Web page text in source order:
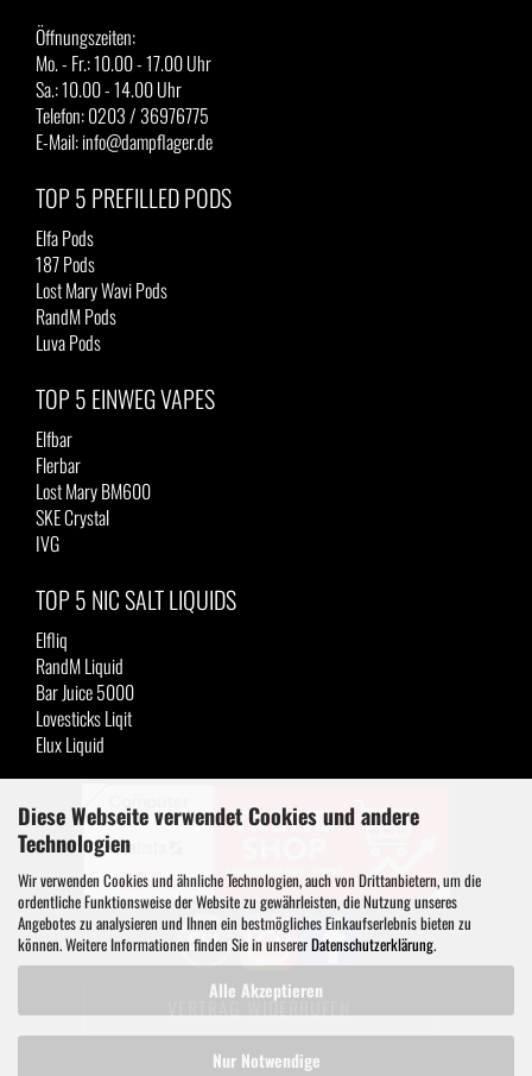
Diese Webseite verwendet Cookies und andere
Technologien
Wir verwenden Cookies und ähnliche Technologien, auch von Drittanbietern, um die
ordentliche Funktionsweise der Website zu gewährleisten, die Nutzung unseres
Angebotes zu analysieren und Ihnen ein bestmögliches Einkaufserlebnis bieten zu
können. Weitere Informationen finden Sie in unsererDatenschutzerklärung.
Alle Akzeptieren
Nur Notwendige
Öffnungszeiten:
Mo. - Fr.: 10.00 - 17.00 Uhr
Sa.: 10.00 - 14.00 Uhr
Telefon: 0203 / 36976775
E-Mail: info@dampflager.de
TOP 5 PREFILLED PODS
Elfa Pods
187 Pods
Lost Mary Wavi Pods
RandM Pods
Luva Pods
TOP 5 EINWEG VAPES
Elfbar
Flerbar
Lost Mary BM600
SKE Crystal
IVG
TOP 5 NIC SALT LIQUIDS
Elfliq
RandM Liquid
Bar Juice 5000
Lovesticks Liqit
Elux Liquid
VERTRAG WIDERRUFEN